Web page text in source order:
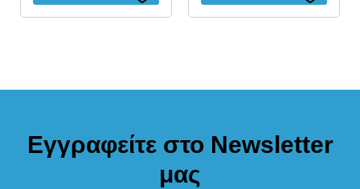
Εγγραφείτε στο Newsletter
μας